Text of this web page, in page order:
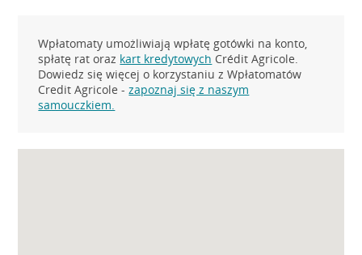
Wpłatomaty umożliwiają wpłatę gotówki na konto,
spłatę rat oraz kart kredytowych Crédit Agricole.
Dowiedz się więcej o korzystaniu z Wpłatomatów
Credit Agricole -zapoznaj się z naszym
samouczkiem.